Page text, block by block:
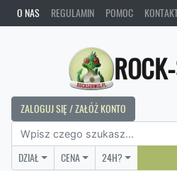
O NAS REGULAMIN POMOC
ZALOGUJ SIĘ / ZAŁÓŻ KONTO
DZIAŁ CENA 24H?